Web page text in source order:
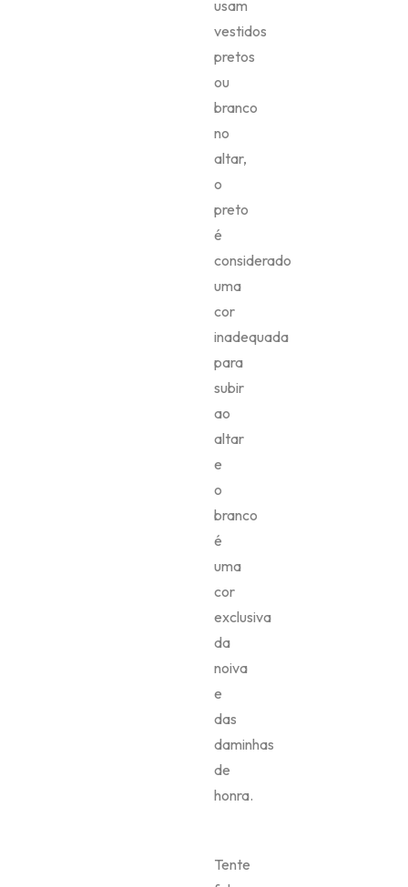
usam
vestidos
pretos
ou
branco
no
altar,
o
preto
é
considerado
uma
cor
inadequada
para
subir
ao
altar
e
o
branco
é
uma
cor
exclusiva
da
noiva
e
das
daminhas
de
honra.
Tente